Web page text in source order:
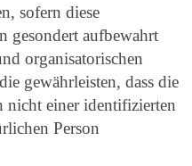
sofern diese
gesondert aufbewahrt
organisatorischen
gewährleisten, dass die
nicht einer identifizierten
Person